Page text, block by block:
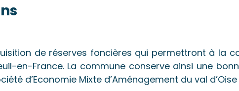
de réserves foncières qui permettront à la
en-France. La commune conserve ainsi une
d’Economie Mixte d’Aménagement du val d’Oise